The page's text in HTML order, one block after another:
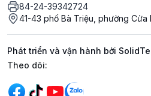
84-24-39342724
41-43 phố Bà Triệu, phường Cửa
Phát triển và vận hành bởi
Mạng xã hội
Theo dõi: